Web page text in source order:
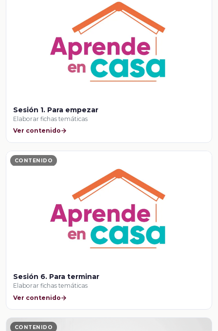
Sesión 1. Para empezar
Elaborar fichas temáticas
Ver contenido
CONTENIDO
Sesión 6. Para terminar
Elaborar fichas temáticas
Ver contenido
CONTENIDO